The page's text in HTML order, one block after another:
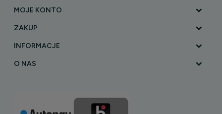
MOJE KONTO
ZAKUP
INFORMACJE
O NAS